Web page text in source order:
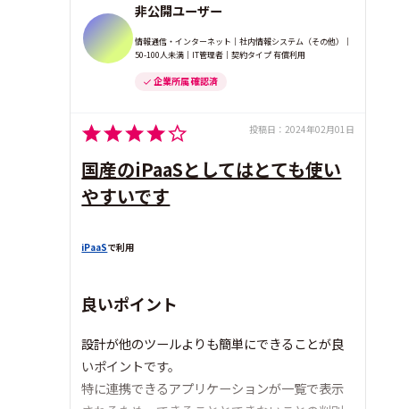
非公開ユーザー
情報通信・インターネット｜社内情報システム（その他）｜
50-100人未満｜IT管理者｜契約タイプ 有償利用
企業所属 確認済
投稿日： 2024年02月01日
国産のiPaaSとしてはとても使い
やすいです
iPaaSで利用
良いポイント
設計が他のツールよりも簡単にできることが良
いポイントです。
特に連携できるアプリケーションが一覧で表示